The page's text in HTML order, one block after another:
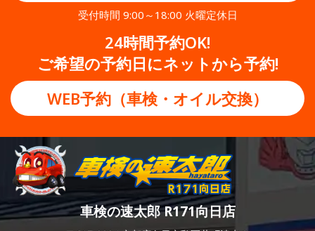
受付時間 9:00～18:00 火曜定休日
24時間予約OK!
ご希望の予約日にネットから予約!
WEB予約（車検・オイル交換）
車検の速太郎 R171向日店